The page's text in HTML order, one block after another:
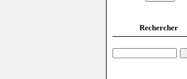
Rechercher